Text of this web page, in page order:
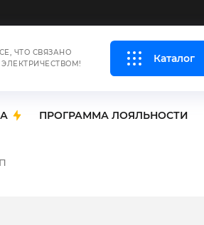
ЧТО СВЯЗАНО
ЭЛЕКТРИЧЕСТВОМ!
Каталог
ПРОГРАММА ЛОЯЛЬНОСТИ